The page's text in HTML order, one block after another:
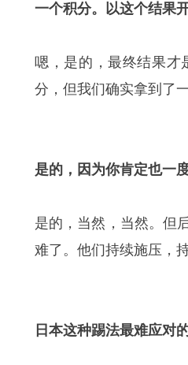
一个积分。以这个结果
嗯，是的，最终结果才
分，但我们确实拿到了
是的，因为你肯定也一
是的，当然，当然。但
难了。他们持续施压，
日本这种踢法最难应对